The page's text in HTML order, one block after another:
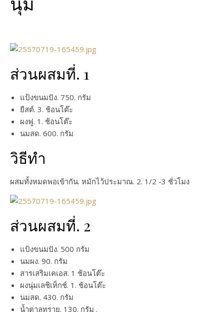
ส่วนผสมที่. 1
แป้งขนมปัง. 750. กรัม
ยีสต์. 3. ช้อนโต๊ะ
ผงฟู. 1. ช้อนโต๊ะ
นมสด. 600. กรัม
วิธีทำ
ผสมทั้งหมดพอเข้ากัน. หมักไว้ประมาณ. 2. 1/2 -3 ชั่วโมง
ส่วนผสมที่. 2
แป้งขนมปัง. 500 กรัม
นมผง. 90. กรัม
สารเสริมเคเอส. 1 ช้อนโต๊ะ
ผงนุ่มเลชิเท็กช์. 1. ช้อนโต๊ะ
นมสด. 430. กรัม
น้ำตาลทราย. 130. กรัม .